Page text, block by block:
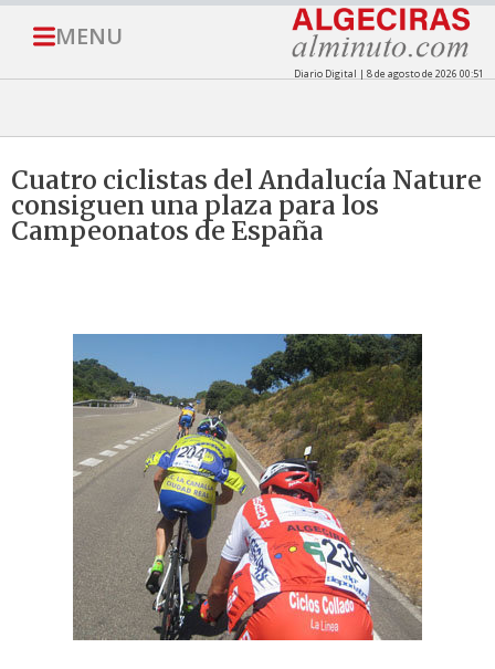
MENU
Diario Digital | 8 de agosto de 2026 00:51
Cuatro ciclistas del Andalucía Nature
consiguen una plaza para los
Campeonatos de España